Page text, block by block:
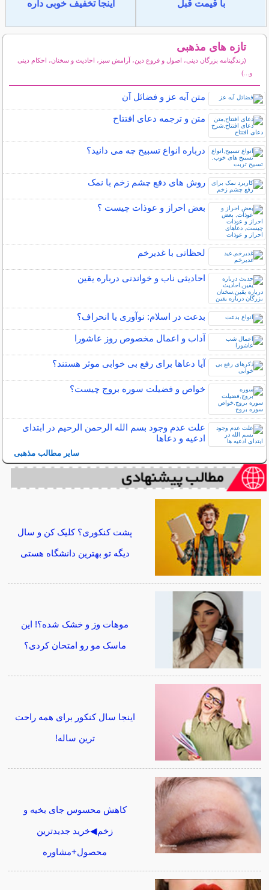
با قیمت قبل اینجا تخفیف خوبی داره
تازه های مذهبی
(زندگینامه بزرگان دینی، اصول و فروع دین، آرامش سبز، احادیث و سخنان، احکام دینی
و...)
متن آیه عز و فضائل آن
متن و ترجمه دعای افتتاح
درباره انواع تسبیح چه می دانید؟
روش های دفع چشم زخم با نمک
بعض احراز و عوذات چیست ؟
لحظاتی با غدیرخم
احادیثی ناب و خواندنی درباره یقین
بدعت در اسلام: نوآوری یا انحراف؟
آداب و اعمال مخصوص روز عاشورا
آیا دعاها برای رفع بی خوابی موثر هستند؟
خواص و فضیلت سوره بروج چیست؟
علت عدم وجود بسم الله الرحمن الرحیم در ابتدای
ادعیه و دعاها
سایر مطالب مذهبی
پشت کنکوری؟ کلیک کن و سال
دیگه تو بهترین دانشگاه هستی
موهات وز و خشک شده؟! این
ماسک مو رو امتحان کردی؟
اینجا سال کنکور برای همه راحت
ترین ساله!
کاهش محسوس جای بخیه و
زخم◀خرید جدیدترین
محصول+مشاوره